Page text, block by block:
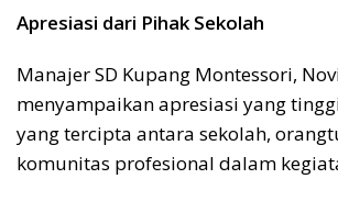
Apresiasi dari Pihak Sekolah
Manajer SD Kupang Montessori,
menyampaikan apresiasi yang
yang tercipta antara sekolah,
komunitas profesional dalam